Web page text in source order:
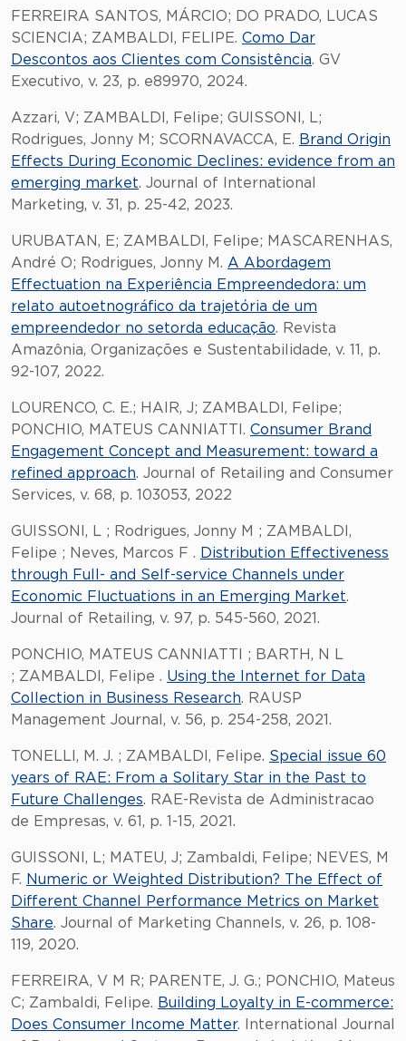
FERREIRA SANTOS, MÁRCIO; DO PRADO, LUCAS
SCIENCIA; ZAMBALDI, FELIPE. Como Dar
Descontos aos Clientes com Consistência. GV
Executivo, v. 23, p. e89970, 2024.
Azzari, V; ZAMBALDI, Felipe; GUISSONI, L;
Rodrigues, Jonny M; SCORNAVACCA, E. Brand Origin
Effects During Economic Declines: evidence from an
emerging market. Journal of International
Marketing, v. 31, p. 25-42, 2023.
URUBATAN, E; ZAMBALDI, Felipe; MASCARENHAS,
André O; Rodrigues, Jonny M. A Abordagem
Effectuation na Experiência Empreendedora: um
relato autoetnográfico da trajetória de um
empreendedor no setorda educação. Revista
Amazônia, Organizações e Sustentabilidade, v. 11, p.
92-107, 2022.
LOURENCO, C. E.; HAIR, J; ZAMBALDI, Felipe;
PONCHIO, MATEUS CANNIATTI. Consumer Brand
Engagement Concept and Measurement: toward a
refined approach. Journal of Retailing and Consumer
Services, v. 68, p. 103053, 2022
GUISSONI, L ; Rodrigues, Jonny M ; ZAMBALDI,
Felipe ; Neves, Marcos F . Distribution Effectiveness
through Full- and Self-service Channels under
Economic Fluctuations in an Emerging Market.
Journal of Retailing, v. 97, p. 545-560, 2021.
PONCHIO, MATEUS CANNIATTI ; BARTH, N L
; ZAMBALDI, Felipe . Using the Internet for Data
Collection in Business Research. RAUSP
Management Journal, v. 56, p. 254-258, 2021.
TONELLI, M. J. ; ZAMBALDI, Felipe. Special issue 60
years of RAE: From a Solitary Star in the Past to
Future Challenges. RAE-Revista de Administracao
de Empresas, v. 61, p. 1-15, 2021.
GUISSONI, L; MATEU, J; Zambaldi, Felipe; NEVES, M
F. Numeric or Weighted Distribution? The Effect of
Different Channel Performance Metrics on Market
Share. Journal of Marketing Channels, v. 26, p. 108-
119, 2020.
FERREIRA, V M R; PARENTE, J. G.; PONCHIO, Mateus
C; Zambaldi, Felipe. Building Loyalty in E-commerce:
Does Consumer Income Matter. International Journal